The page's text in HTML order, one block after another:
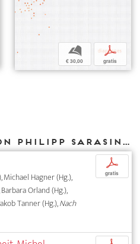
b
€ 30,00
p
gratis
Weitere Texte von Philipp Sarasin bei DIAPHANES
Michael Hagner (Hg.),
Orland (Hg.),
Tanner (Hg.),Nach
p
gratis